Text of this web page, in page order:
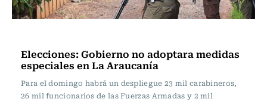
Elecciones: Gobierno no adoptara medidas
especiales en La Araucanía
Para el domingo habrá un despliegue 23 mil carabineros,
26 mil funcionarios de las Fuerzas Armadas y 2 mil